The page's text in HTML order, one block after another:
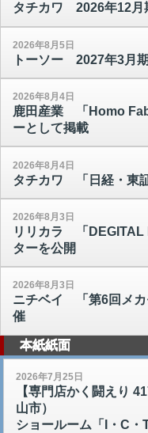
タチカワ 2026年12月
2026年8月5日
トーソー 2027年3月
2026年8月4日
鹿田産業 「Homo
ーとして掲載
2026年8月4日
タチカワ 「日経・東
2026年8月3日
リリカラ 「DEGITAL
ターを公開
2026年8月3日
ニチベイ 「第6回メカ
催
本紙紙面
2026年7月25日
【専門店かく闘えり
山市）
ショールーム「I・C